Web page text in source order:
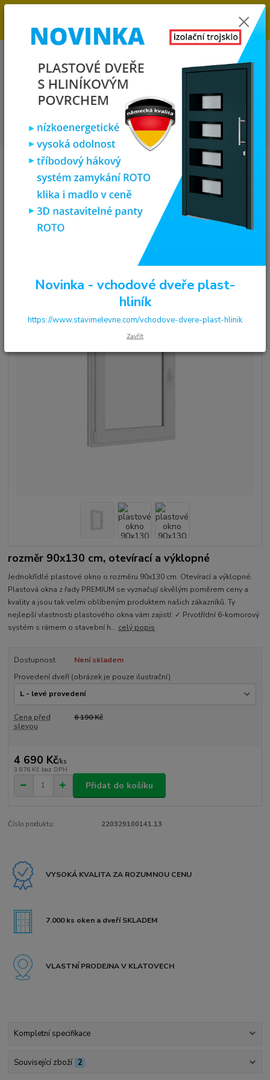
OBJEDNÁVKOU. MÁME 7 000 OKEN A DVEŘÍ SKLADEM U NÁS V
KLATOVECH.
0
0,00 Kč
Plastová okna
plastové okno 90x130 cm, jednokřídlé, bílé,
PREMIUM 7000
plastové okno 90x130 cm,
jednokřídlé, bílé, PREMIUM 7000
rozměr 90x130 cm, otevírací a výklopné
Jednokřídlé plastové okno o rozměru 90x130 cm. Otevírací a výklopné.
Plastová okna z řady PREMIUM se vyznačují skvělým poměrem ceny a
kvality a jsou tak velmi oblíbeným produktem našich zákazníků. Ty
nejlepší vlastnosti plastového okna vám zajistí: ✓ Prvotřídní 6-komorový
systém s rámem o stavební h... celý popis
Dostupnost
Není skladem
Provedení dveří (obrázek je pouze ilustrační)
Cena před
slevou
6 190 Kč
4 690 Kč/ks
3 876 Kč bez DPH
Přidat do košíku
Číslo produktu: 220329100141.13
VYSOKÁ KVALITA ZA ROZUMNOU CENU
7.000 ks oken a dveří SKLADEM
VLASTNÍ PRODEJNA V KLATOVECH
Kompletní specifikace
Související zboží 2
Novinka - vchodové dveře plast-
hliník
https://www.stavimelevne.com/vchodove-dvere-plast-hlinik
Zavřít